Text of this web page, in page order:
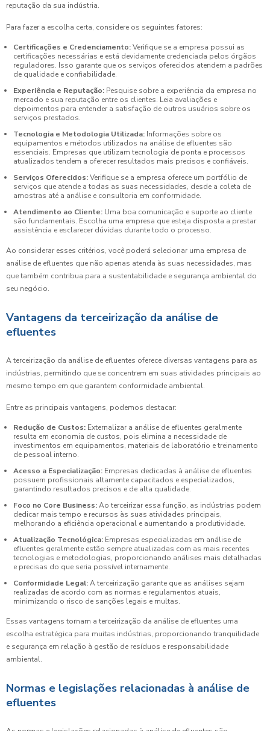
reputação da sua indústria.
Para fazer a escolha certa, considere os seguintes fatores:
Certificações e Credenciamento:Verifique se a empresa possui as
certificações necessárias e está devidamente credenciada pelos órgãos
reguladores. Isso garante que os serviços oferecidos atendem a padrões
de qualidade e confiabilidade.
Experiência e Reputação: Pesquise sobre a experiência da empresa no
mercado e sua reputação entre os clientes. Leia avaliações e
depoimentos para entender a satisfação de outros usuários sobre os
serviços prestados.
Tecnologia e Metodologia Utilizada: Informações sobre os
equipamentos e métodos utilizados na análise de efluentes são
essenciais. Empresas que utilizam tecnologia de ponta e processos
atualizados tendem a oferecer resultados mais precisos e confiáveis.
Serviços Oferecidos:Verifique se a empresa oferece um portfólio de
serviços que atende a todas as suas necessidades, desde a coleta de
amostras até a análise e consultoria em conformidade.
Atendimento ao Cliente: Uma boa comunicação e suporte ao cliente
são fundamentais. Escolha uma empresa que esteja disposta a prestar
assistência e esclarecer dúvidas durante todo o processo.
Ao considerar esses critérios, você poderá selecionar uma empresa de
análise de efluentes que não apenas atenda às suas necessidades, mas
que também contribua para a sustentabilidade e segurança ambiental do
seu negócio.
Vantagens da terceirização da análise de
efluentes
A terceirização da análise de efluentes oferece diversas vantagens para as
indústrias, permitindo que se concentrem em suas atividades principais ao
mesmo tempo em que garantem conformidade ambiental.
Entre as principais vantagens, podemos destacar:
Redução de Custos: Externalizar a análise de efluentes geralmente
resulta em economia de custos, pois elimina a necessidade de
investimentos em equipamentos, materiais de laboratório e treinamento
de pessoal interno.
Acesso a Especialização: Empresas dedicadas à análise de efluentes
possuem profissionais altamente capacitados e especializados,
garantindo resultados precisos e de alta qualidade.
Foco no Core Business:Ao terceirizar essa função, as indústrias podem
dedicar mais tempo e recursos às suas atividades principais,
melhorando a eficiência operacional e aumentando a produtividade.
Atualização Tecnológica: Empresas especializadas em análise de
efluentes geralmente estão sempre atualizadas com as mais recentes
tecnologias e metodologias, proporcionando análises mais detalhadas
e precisas do que seria possível internamente.
Conformidade Legal:A terceirização garante que as análises sejam
realizadas de acordo com as normas e regulamentos atuais,
minimizando o risco de sanções legais e multas.
Essas vantagens tornam a terceirização da análise de efluentes uma
escolha estratégica para muitas indústrias, proporcionando tranquilidade
e segurança em relação à gestão de resíduos e responsabilidade
ambiental.
Normas e legislações relacionadas à análise de
efluentes